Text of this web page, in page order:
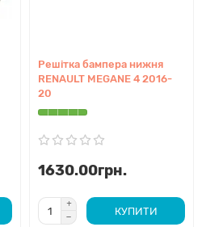
Решітка бампера нижня
RENAULT MEGANE 4 2016-
20
1630.00грн.
КУПИТИ